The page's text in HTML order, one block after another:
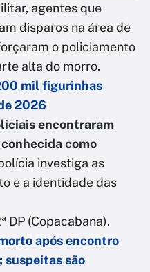
agentes que
disparos na área de
o policiamento
alta do morro.
mil figurinhas
2026
encontraram
como
investiga as
e a identidade das
DP (Copacabana).
após encontro
suspeitas são